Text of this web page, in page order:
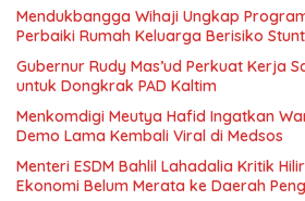
Mendukbangga Wihaji Ungkap
Perbaiki Rumah Keluarga Berisiko
Gubernur Rudy Mas’ud Perkuat Kerja
untuk Dongkrak PAD Kaltim
Menkomdigi Meutya Hafid Ingatkan
Demo Lama Kembali Viral di Medsos
Menteri ESDM Bahlil Lahadalia Kritik
Ekonomi Belum Merata ke Daerah